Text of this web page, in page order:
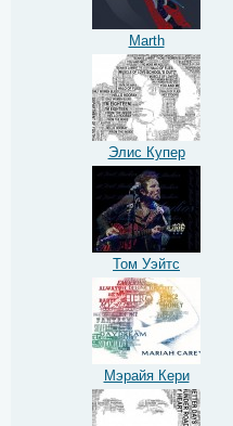
Marth
Элис Купер
Том Уэйтс
Мэрайя Кери